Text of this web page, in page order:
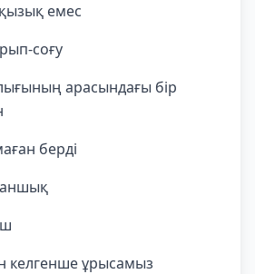
емес
соғу
арасындағы бір
берді
келгенше ұрысамыз